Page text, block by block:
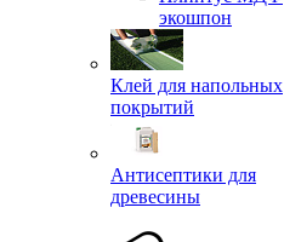
экошпон
Клей для напольных
покрытий
Антисептики для
древесины